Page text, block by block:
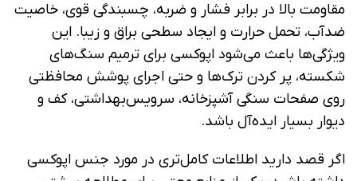
مقاومت بالا در برابر فشار و ضربه، چسبندگی قوی، خاصیت
ضدآب، تحمل حرارت و ایجاد سطحی براق و زیبا. این
ویژگی‌ها باعث می‌شود اپوکسی برای ترمیم سنگ‌های
شکسته، پر کردن ترک‌ها و حتی اجرای پوشش محافظتی
روی صفحات سنگی آشپزخانه، سرویس‌بهداشتی، کف و
دیوار بسیار ایده‌آل باشد.
اگر قصد دارید اطلاعات کامل‌تری در مورد جنس اپوکسی